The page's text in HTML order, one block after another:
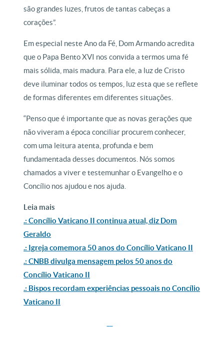
são grandes luzes, frutos de tantas cabeças a
corações”.
Em especial neste Ano da Fé, Dom Armando acredita
que o Papa Bento XVI nos convida a termos uma fé
mais sólida, mais madura. Para ele, a luz de Cristo
deve iluminar todos os tempos, luz esta que se reflete
de formas diferentes em diferentes situações.
“Penso que é importante que as novas gerações que
não viveram a época conciliar procurem conhecer,
com uma leitura atenta, profunda e bem
fundamentada desses documentos. Nós somos
chamados a viver e testemunhar o Evangelho e o
Concílio nos ajudou e nos ajuda.
Leia mais
.: Concílio Vaticano II continua atual, diz Dom
Geraldo
.: Igreja comemora 50 anos do Concílio Vaticano II
.: CNBB divulga mensagem pelos 50 anos do
Concílio Vaticano II
.: Bispos recordam experiências pessoais no Concílio
Vaticano II